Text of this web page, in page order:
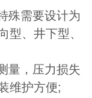
殊需要设计为
型、井下型、
量，压力损失
维护方便;